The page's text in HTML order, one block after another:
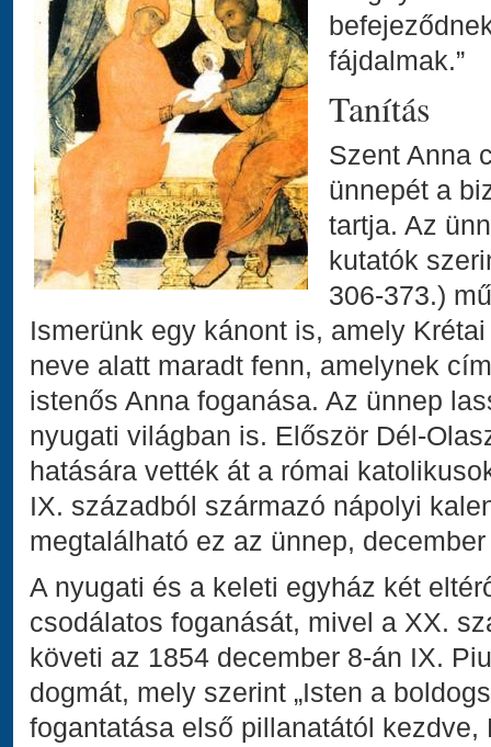
fájdalmak.”
Tanítás
Szent Anna
ünnepét a
tartja. Az
kutatók
306-373.)
Ismerünk egy kánont is, amely
neve alatt maradt fenn, amelynek
istenős Anna foganása. Az ünnep
nyugati világban is. Először Dél-
hatására vették át a római
IX. századból származó nápolyi
megtalálható ez az ünnep,
A nyugati és a keleti egyház két
csodálatos foganását, mivel a XX.
követi az 1854 december 8-án IX.
dogmát, mely szerint „Isten a
fogantatása első pillanatától kezdve,